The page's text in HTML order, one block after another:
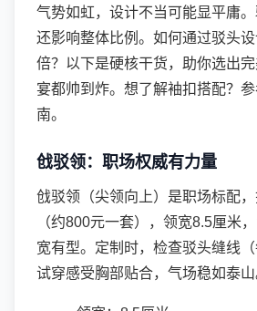
气势如虹，设计不当可能显平庸。
还影响整体比例。如何通过驳头
倍？以下是硬核干货，助你选出
宴都帅到炸。想了解袖扣搭配？
南。
戗驳领：职场权威有力量
戗驳领（尖领向上）是职场标配
（约800元一套），领宽8.5厘米
宽有型。定制时，检查驳头缝线（
试穿感受胸部贴合，气场稳如泰山